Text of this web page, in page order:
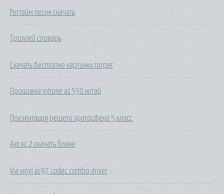
Регтайм песня скачать
Троллей словарь
Скачать бесплатно картинки тигрят
Прошивка iphone a1530 китай
Презентация решето эратосфена 5 класс
Акт кс 2 скачать бланк
Via vinyl ac97 codec combo driver